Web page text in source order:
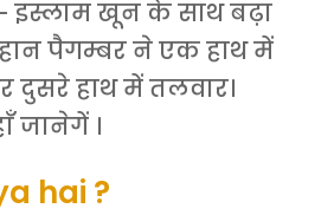
इस्लाम खून के साथ बढ़ा
पैगम्बर ने एक हाथ में
दुसरे हाथ में तलवार।
जानेगें ।
hai ?